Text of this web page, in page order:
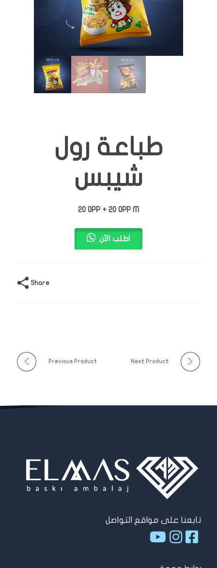
طباعة رول
شيبس
20 OPP + 20 OPP M
اطلب الآن
Share
Previous Product Next Product
تابعنا على مواقع التواصل